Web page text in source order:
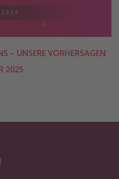
– UNSERE VORHERSAGEN
2025